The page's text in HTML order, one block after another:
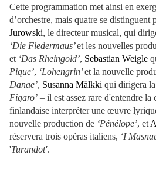
Cette programmation met ainsi en
d’orchestre, mais quatre se distinguent
Jurowski, le directeur musical, qui
‘Die Fledermaus’et les nouvelles
et ‘Das Rheingold’, Sebastian Weigle
Pique’, ‘Lohengrin’et la nouvelle
Danae’, Susanna Mälkki qui dirigera
Figaro’ – il est assez rare d'entendre la
finlandaise interpréter une œuvre
nouvelle production de ‘Pénélope’, et
réservera trois opéras italiens, ‘I
'Turandot'.